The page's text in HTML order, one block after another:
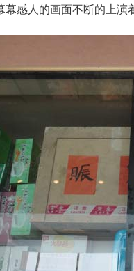
幕感人的画面不断的上演